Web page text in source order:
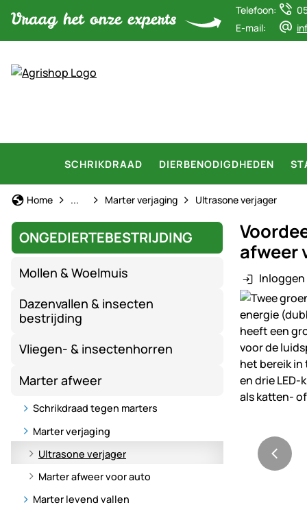
Telefoon:
E-mail:
SCHRIKDRAAD DIERBENODIGDHEDEN
Home Marter afweer
... Marter verjaging Ultrasone verjager
ONGEDIERTEBESTRIJDING
Mollen & Woelmuis
Dazenvallen & insecten
bestrijding
Vliegen- & insectenhorren
Marter afweer
Schrikdraad tegen marters
Marter verjaging
Ultrasone verjager
Marter afweer voor auto
Marter levend vallen
afweer